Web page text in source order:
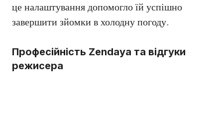
це налаштування допомогло їй успішно
завершити зйомки в холодну погоду.
Професійність Zendaya та відгуки
режисера